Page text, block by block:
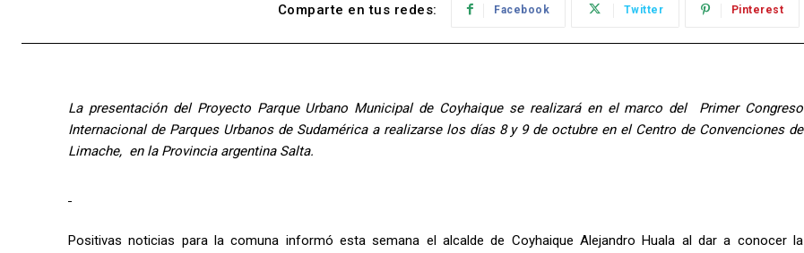
Comparte en tus redes: Facebook Twitter Pinterest
La presentación del Proyecto Parque Urbano Municipal de Coyhaique se realizará en el marco del Primer Congreso
Internacional de Parques Urbanos de Sudamérica a realizarse los días 8 y 9 de octubre en el Centro de Convenciones de
Limache, en la Provincia argentina Salta.
Positivas noticias para la comuna informó esta semana el alcalde de Coyhaique Alejandro Huala al dar a conocer la